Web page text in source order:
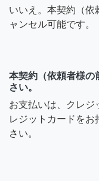
いいえ。本契約（依
ャンセル可能です。
本契約（依頼者様の
さい。
お支払いは、クレジ
レジットカードを
さい。